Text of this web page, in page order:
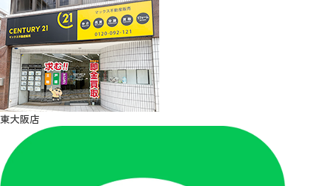
東大阪店